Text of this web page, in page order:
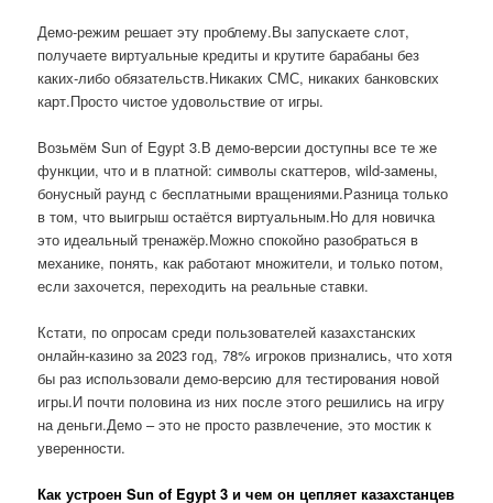
Демо-режим решает эту проблему.Вы запускаете слот,
получаете виртуальные кредиты и крутите барабаны без
каких-либо обязательств.Никаких СМС, никаких банковских
карт.Просто чистое удовольствие от игры.
Возьмём Sun of Egypt 3.В демо-версии доступны все те же
функции, что и в платной: символы скаттеров, wild-замены,
бонусный раунд с бесплатными вращениями.Разница только
в том, что выигрыш остаётся виртуальным.Но для новичка
это идеальный тренажёр.Можно спокойно разобраться в
механике, понять, как работают множители, и только потом,
если захочется, переходить на реальные ставки.
Кстати, по опросам среди пользователей казахстанских
онлайн-казино за 2023 год, 78% игроков признались, что хотя
бы раз использовали демо-версию для тестирования новой
игры.И почти половина из них после этого решились на игру
на деньги.Демо – это не просто развлечение, это мостик к
уверенности.
Как устроен Sun of Egypt 3 и чем он цепляет казахстанцев